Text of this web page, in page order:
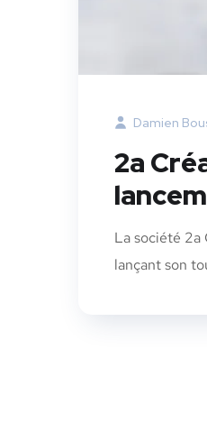
Damien
2a
La société 2a
lançant son